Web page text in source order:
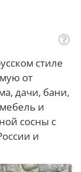
стиле
от
дачи, бани,
и
сосны с
и